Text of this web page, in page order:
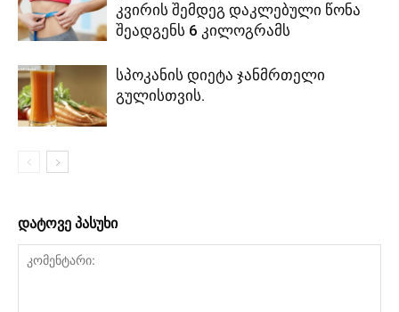
კვირის შემდეგ დაკლებული წონა
შეადგენს 6 კილოგრამს
სპოკანის დიეტა ჯანმრთელი
გულისთვის.
დატოვე პასუხი